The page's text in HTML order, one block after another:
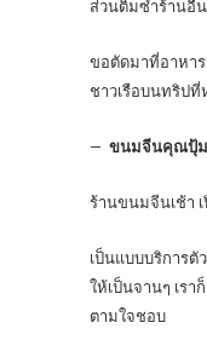
ส่วนติ่มซำร้านอื่
ขอตัดมาที่อาหา
ชาวเรือบนทริป
– ขนมจีนคุณปุ้ม
ร้านขนมจีนเช้า
เป็นแบบบริการตั
ให้เป็นจานๆ เรา
ตามใจชอบ